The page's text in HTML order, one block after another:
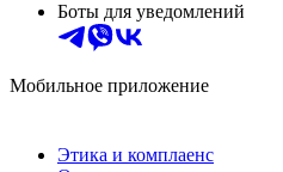
Боты для уведомлений
Мобильное приложение
Этика и комплаенс